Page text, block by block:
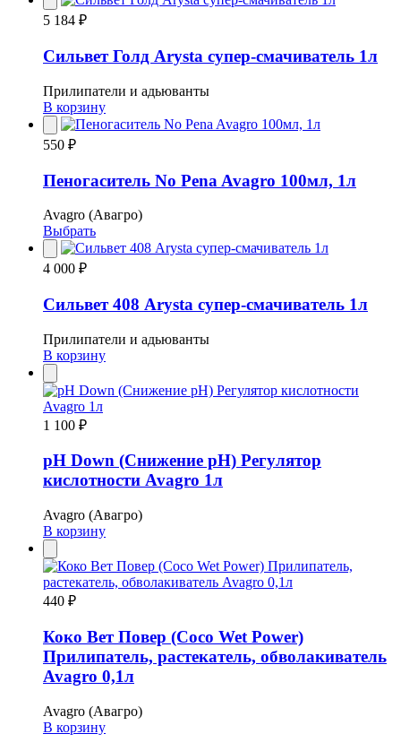
5 184 ₽
Сильвет Голд Arysta супер-смачиватель 1л
Прилипатели и адьюванты
В корзину
550 ₽
Пеногаситель No Pena Avagro 100мл, 1л
Avagro (Авагро)
Выбрать
4 000 ₽
Сильвет 408 Arysta супер-смачиватель 1л
Прилипатели и адьюванты
В корзину
1 100 ₽
pH Down (Снижение pH) Регулятор
кислотности Avagro 1л
Avagro (Авагро)
В корзину
440 ₽
Коко Вет Повер (Coco Wet Power)
Прилипатель, растекатель, обволакиватель
Avagro 0,1л
Avagro (Авагро)
В корзину